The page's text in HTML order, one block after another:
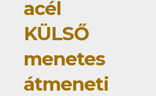
acél
KÜLSŐ
menetes
átmeneti